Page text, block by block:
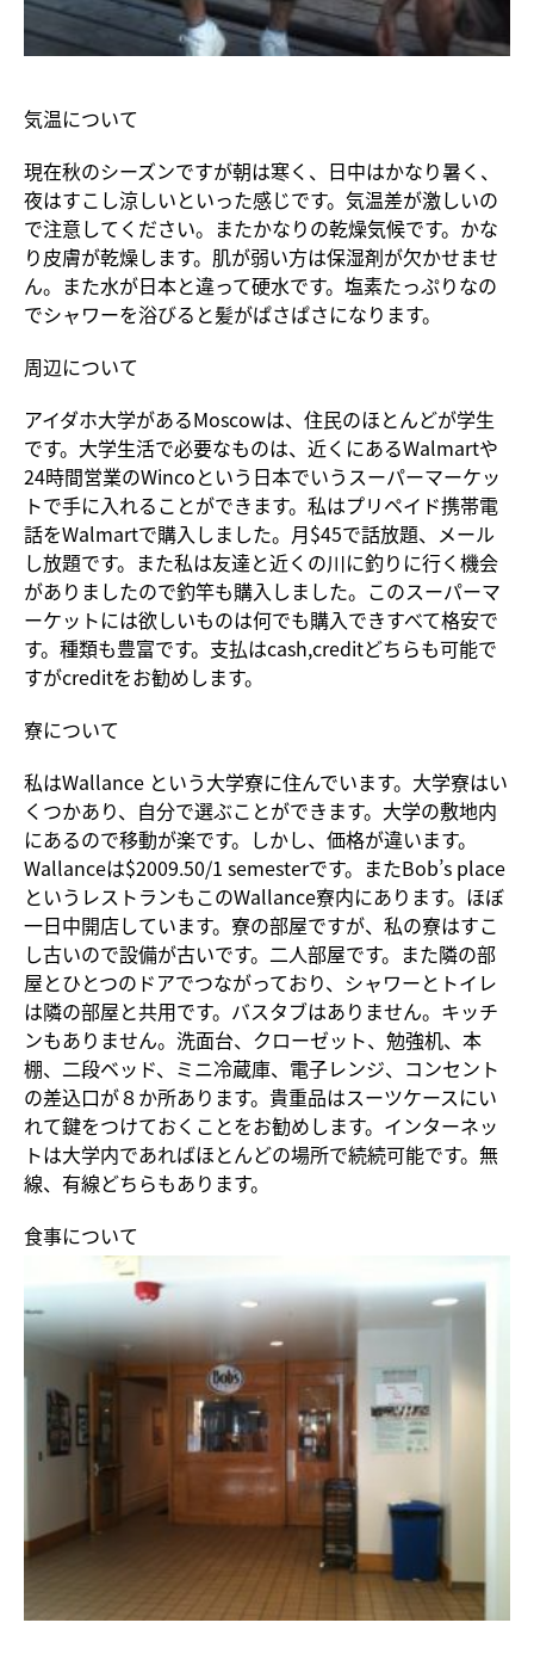
気温について
現在秋のシーズンですが朝は寒く、日中はかなり暑く、
夜はすこし涼しいといった感じです。気温差が激しいの
で注意してください。またかなりの乾燥気候です。かな
り皮膚が乾燥します。肌が弱い方は保湿剤が欠かせませ
ん。また水が日本と違って硬水です。塩素たっぷりなの
でシャワーを浴びると髪がぱさぱさになります。
周辺について
アイダホ大学があるMoscowは、住民のほとんどが学生
です。大学生活で必要なものは、近くにあるWalmartや
24時間営業のWincoという日本でいうスーパーマーケッ
トで手に入れることができます。私はプリペイド携帯電
話をWalmartで購入しました。月$45で話放題、メール
し放題です。また私は友達と近くの川に釣りに行く機会
がありましたので釣竿も購入しました。このスーパーマ
ーケットには欲しいものは何でも購入できすべて格安で
す。種類も豊富です。支払はcash,creditどちらも可能で
すがcreditをお勧めします。
寮について
私はWallance という大学寮に住んでいます。大学寮はい
くつかあり、自分で選ぶことができます。大学の敷地内
にあるので移動が楽です。しかし、価格が違います。
Wallanceは$2009.50/1 semesterです。またBob’s place
というレストランもこのWallance寮内にあります。ほぼ
一日中開店しています。寮の部屋ですが、私の寮はすこ
し古いので設備が古いです。二人部屋です。また隣の部
屋とひとつのドアでつながっており、シャワーとトイレ
は隣の部屋と共用です。バスタブはありません。キッチ
ンもありません。洗面台、クローゼット、勉強机、本
棚、二段ベッド、ミニ冷蔵庫、電子レンジ、コンセント
の差込口が８か所あります。貴重品はスーツケースにい
れて鍵をつけておくことをお勧めします。インターネッ
トは大学内であればほとんどの場所で続続可能です。無
線、有線どちらもあります。
食事について